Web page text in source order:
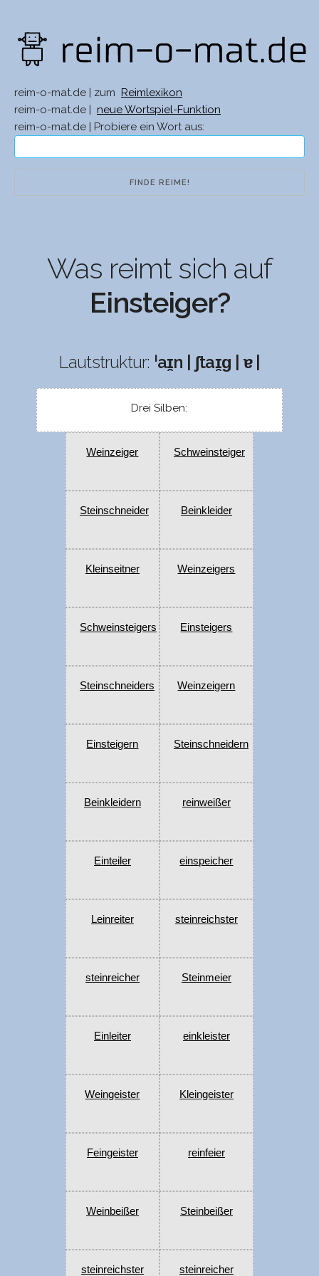
reim-o-mat.de | zum
Reimlexikon
reim-o-mat.de |
neue Wortspiel-Funktion
reim-o-mat.de | Probiere ein Wort aus:
Was reimt sich auf
Einsteiger?
Lautstruktur: ˈaɪ̯n | ʃtaɪ̯ɡ | ɐ |
Drei Silben:
Weinzeiger Schweinsteiger
Steinschneider Beinkleider
Kleinseitner Weinzeigers
Schweinsteigers Einsteigers
Steinschneiders Weinzeigern
Einsteigern Steinschneidern
Beinkleidern reinweißer
Einteiler einspeicher
Leinreiter steinreichster
steinreicher Steinmeier
Einleiter einkleister
Weingeister Kleingeister
Feingeister reinfeier
Weinbeißer Steinbeißer
steinreichster steinreicher